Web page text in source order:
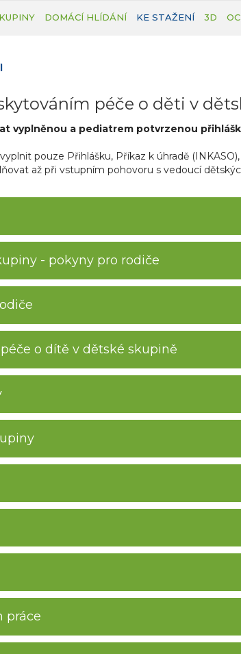
DOMÁCÍ HLÍDÁNÍ KE STAŽENÍ 3D
péče o děti v
vyplněnou a pediatrem potvrzenou
pouze Přihlášku, Příkaz k úhradě
až při vstupním pohovoru s vedoucí
- pokyny pro rodiče
o dítě v dětské skupině
práce